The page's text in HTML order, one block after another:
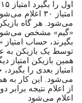
می‌شود. هر گاه بازیکن
«گیم» مشخص می‌شود.
بگیرند، حساب
توسط یک بازیکن به
همین بازیکن امتیاز
امتیاز بعدی را
می‌شود. این کار به
از اعلام نتیجه برابر
اعلام می‌شود